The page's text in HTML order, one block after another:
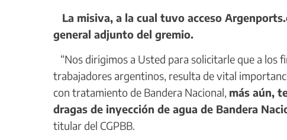
La misiva, a la cual tuvo acceso
general adjunto del gremio.
“Nos dirigimos a Usted para solicitarle que a
trabajadores argentinos, resulta de vital
con tratamiento de Bandera Nacional, más aún,
dragas de inyección de agua de Bandera
titular del CGPBB.